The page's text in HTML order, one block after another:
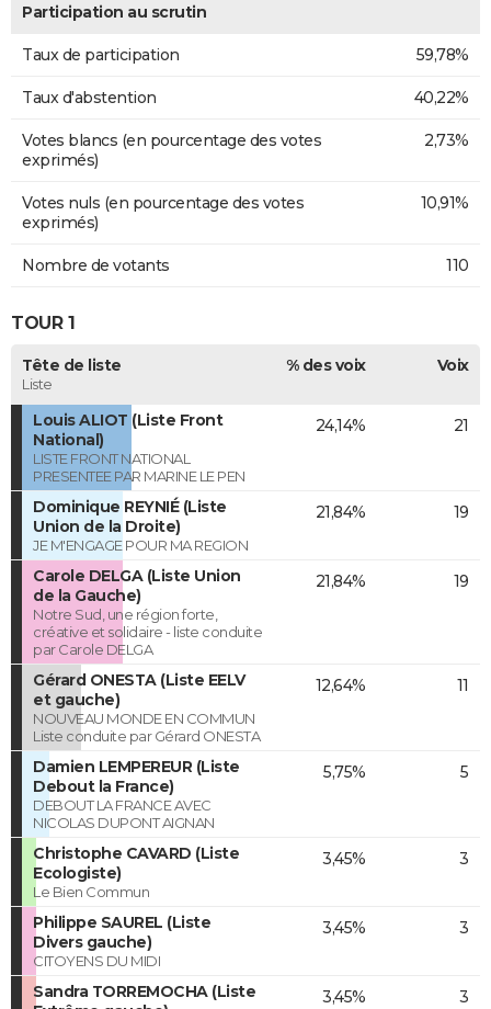
Participation au scrutin
Taux de participation 59,78%
Taux d'abstention 40,22%
Votes blancs (en pourcentage des votes
exprimés)
2,73%
Votes nuls (en pourcentage des votes
exprimés)
10,91%
Nombre de votants 110
TOUR 1
Tête de liste
Liste
% des voix Voix
Louis ALIOT (Liste Front
National)
LISTE FRONT NATIONAL
PRESENTEE PAR MARINE LE PEN
24,14% 21
Dominique REYNIÉ (Liste
Union de la Droite)
JE M'ENGAGE POUR MA REGION
21,84% 19
Carole DELGA (Liste Union
de la Gauche)
Notre Sud, une région forte,
créative et solidaire - liste conduite
par Carole DELGA
21,84% 19
Gérard ONESTA (Liste EELV
et gauche)
NOUVEAU MONDE EN COMMUN
Liste conduite par Gérard ONESTA
12,64% 11
Damien LEMPEREUR (Liste
Debout la France)
DEBOUT LA FRANCE AVEC
NICOLAS DUPONT AIGNAN
5,75% 5
Christophe CAVARD (Liste
Ecologiste)
Le Bien Commun
3,45% 3
Philippe SAUREL (Liste
Divers gauche)
CITOYENS DU MIDI
3,45% 3
Sandra TORREMOCHA (Liste
3,45% 3